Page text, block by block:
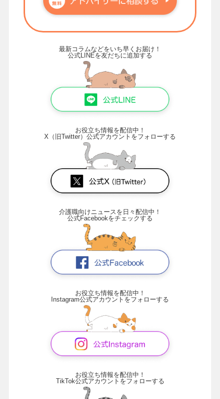
最新コラムなどをいち早くお届け！
公式LINEを友だちに追加する
お役立ち情報を配信中！
X（旧Twitter）公式アカウントをフォローする
介護職向けニュースを日々配信中！
公式Facebookをチェックする
お役立ち情報を配信中！
Instagram公式アカウントをフォローする
お役立ち情報を配信中！
TikTok公式アカウントをフォローする